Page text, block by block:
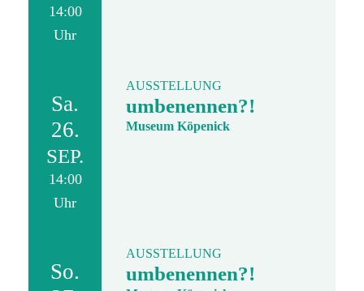
14:00
Uhr
Sa.
26.
SEP.
14:00
Uhr
AUSSTELLUNG
umbenennen?!
Museum Köpenick
So.
AUSSTELLUNG
umbenennen?!